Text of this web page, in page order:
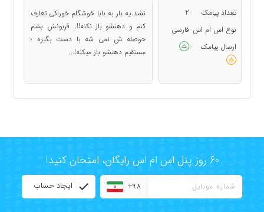
تعداد پیامک :
2
نوع اس ام اس : فارسی
ارسال پیامک
:
نشد یه بار به بابا خوشگلم خوراکی تعارف
کنم و دهنشو باز نکنه!!.. قربونش بشم
حوصله ش نمی شه با دست بگیره ؛
مستقیم دهنشو باز میکنه!...
60 روز پنل اس ام اس رایگان، امتحان کنید!
+98 ایجاد حساب